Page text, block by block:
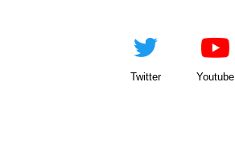
Twitter Youtube